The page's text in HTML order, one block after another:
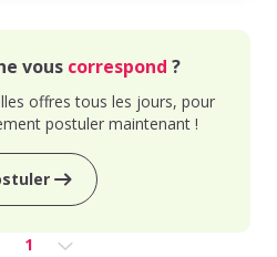
vous correspond ?
offres tous les jours, pour
postuler maintenant !
1